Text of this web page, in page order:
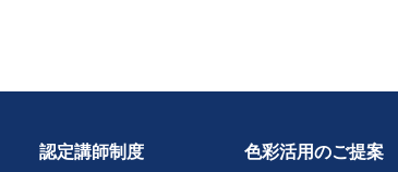
認定講師制度 色彩活用のご提案